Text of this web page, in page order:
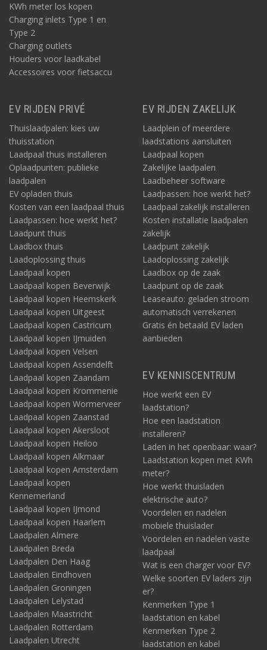
KWh meter los kopen
Charging inlets Type 1 en
Type 2
Charging outlets
Houders voor laadkabel
Accessoires voor fietsaccu
EV RIJDEN PRIVÉ
Thuislaadpalen: kies uw
thuisstation
Laadpaal thuis installeren
Oplaadpunten: publieke
laadpalen
EV opladen thuis
Kosten van een laadpaal thuis
Laadpassen: hoe werkt het?
Laadpunt thuis
Laadbox thuis
Laadoplossing thuis
Laadpaal kopen
Laadpaal kopen Beverwijk
Laadpaal kopen Heemskerk
Laadpaal kopen Uitgeest
Laadpaal kopen Castricum
Laadpaal kopen IJmuiden
Laadpaal kopen Velsen
Laadpaal kopen Assendelft
Laadpaal kopen Zaandam
Laadpaal kopen Krommenie
Laadpaal kopen Wormerveer
Laadpaal kopen Zaanstad
Laadpaal kopen Akersloot
Laadpaal kopen Heiloo
Laadpaal kopen Alkmaar
Laadpaal kopen Amsterdam
Laadpaal kopen
Kennemerland
Laadpaal kopen IJmond
Laadpaal kopen Haarlem
Laadpalen Almere
Laadpalen Breda
Laadpalen Den Haag
Laadpalen Eindhoven
Laadpalen Groningen
Laadpalen Lelystad
Laadpalen Maastricht
Laadpalen Rotterdam
Laadpalen Utrecht
EV RIJDEN ZAKELIJK
Laadplein of meerdere
laadstations aansluiten
Laadpaal kopen
Zakelijke laadpalen
Laadbeheer software
Laadpassen: hoe werkt het?
Laadpaal zakelijk installeren
Kosten installatie laadpalen
zakelijk
Laadpunt zakelijk
Laadoplossing zakelijk
Laadbox op de zaak
Laadpunt op de zaak
Leaseauto: geladen stroom
automatisch verrekenen
Gratis én betaald EV laden
aanbieden
EV KENNISCENTRUM
Hoe werkt een EV
laadstation?
Hoe een laadstation
installeren?
Laden in het openbaar: waar?
Laadstation kopen met KWh
meter?
Hoe werkt thuisladen
elektrische auto?
Voordelen en nadelen
mobiele thuislader
Voordelen en nadelen vaste
laadpaal
Wat is een charger voor EV?
Welke soorten EV laders zijn
er?
Kenmerken Type 1
laadstation en kabel
Kenmerken Type 2
laadstation en kabel